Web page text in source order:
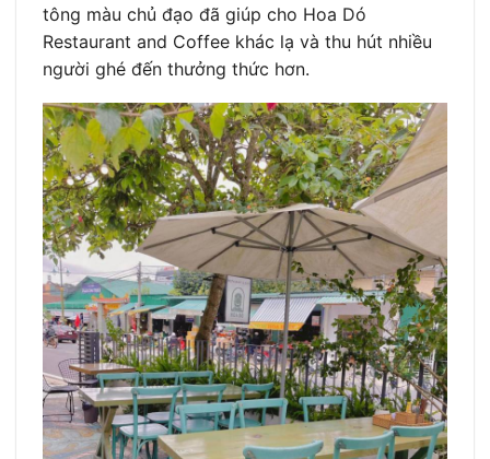
tông màu chủ đạo đã giúp cho Hoa Dó
Restaurant and Coffee khác lạ và thu hút nhiều
người ghé đến thưởng thức hơn.